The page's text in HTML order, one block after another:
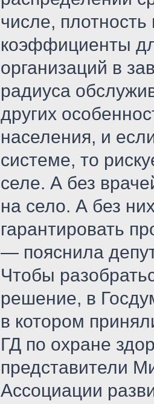
числе,
коэффициенты
организаций в
радиуса
других
населения, и
системе, то
селе. А без
на село. А без
гарантировать
— пояснила
Чтобы
решение, в
в котором
ГД по охране
представители
Ассоциации